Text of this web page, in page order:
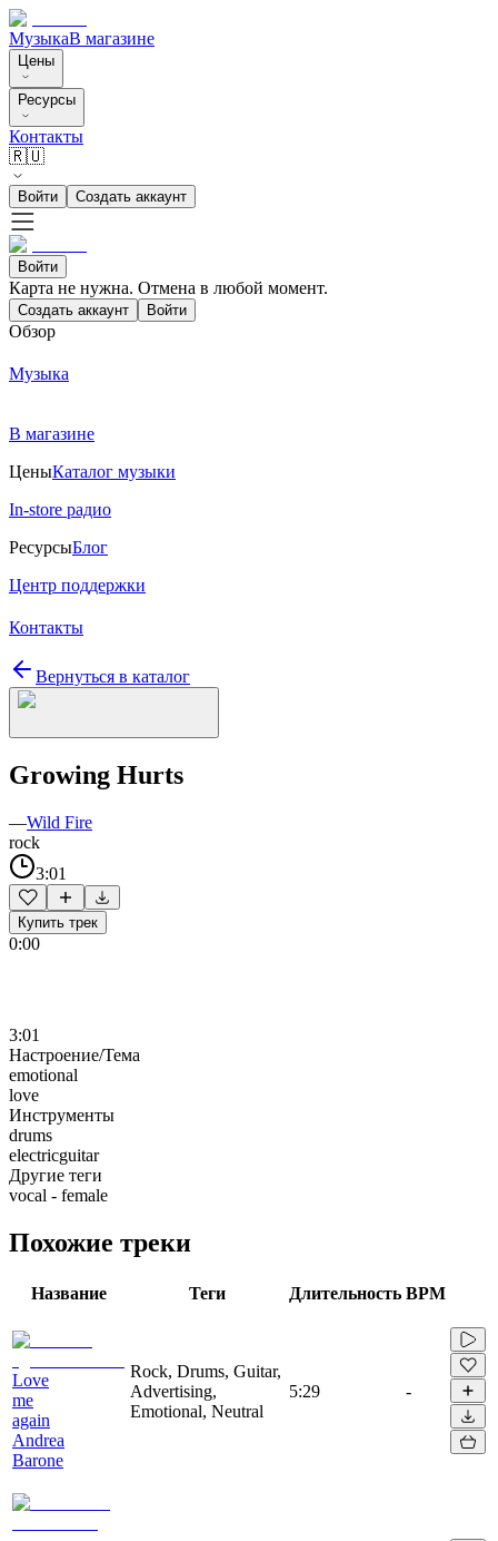
МузыкаВ магазине
Цены
Ресурсы
Контакты
🇷🇺
Войти Создать аккаунт
Войти
Карта не нужна. Отмена в любой момент.
Создать аккаунт Войти
Обзор
Музыка
В магазине
ЦеныКаталог музыки
In-store радио
РесурсыБлог
Центр поддержки
Контакты
Вернуться в каталог
Growing Hurts
—Wild Fire
rock
3:01
Купить трек
0:00
3:01
Настроение/Тема
emotional
love
Инструменты
drums
electricguitar
Другие теги
vocal - female
Похожие треки
Название Теги Длительность BPM
Love
me
again
Andrea
Barone
Rock, Drums, Guitar,
Advertising,
Emotional, Neutral
5:29 -